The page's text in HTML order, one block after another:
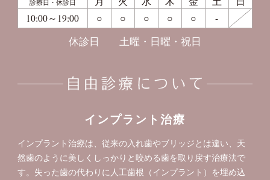
診療日・休診日
10:00～19:00
○ ○ ○ ○ ○ -
休診日 土曜・日曜・祝日
インプラント治療
インプラント治療は、従来の入れ歯やブリッジとは違い、天
然歯のように美しくしっかりと咬める歯を取り戻す治療法で
す。失った歯の代わりに人工歯根（インプラント）を埋め込